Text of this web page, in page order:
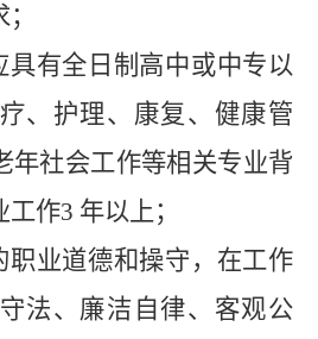
具有全日制高中或中专以
、护理、康复、健康管
年社会工作等相关专业背
工作3 年以上；
职业道德和操守，在工作
法、廉洁自律、客观公